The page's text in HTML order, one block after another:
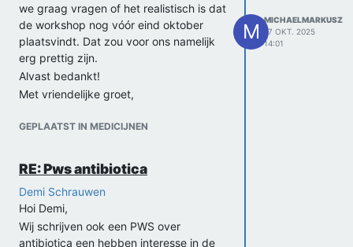
we graag vragen of het realistisch is dat
de workshop nog vóór eind oktober
plaatsvindt. Dat zou voor ons namelijk
erg prettig zijn.
Alvast bedankt!
Met vriendelijke groet,
GEPLAATST IN MEDICIJNEN
M MICHAELMARKUSZ
17 OKT. 2025
14:01
RE: Pws antibiotica
Demi Schrauwen
Hoi Demi,
Wij schrijven ook een PWS over
antibiotica een hebben interesse in de